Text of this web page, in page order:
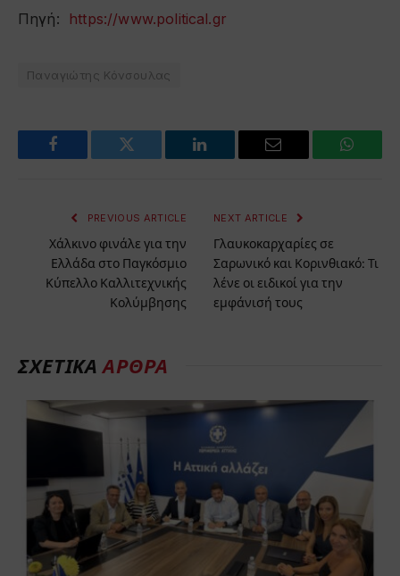
Πηγή: https://www.political.gr
Παναγιώτης Κόνσουλας
Facebook Twitter LinkedIn Email
PREVIOUS ARTICLE
Χάλκινο φινάλε για την
Ελλάδα στο Παγκόσμιο
Κύπελλο Καλλιτεχνικής
Κολύμβησης
NEXT ARTICLE
Γλαυκοκαρχαρίες σε
Σαρωνικό και Κορινθιακό: Τι
λένε οι ειδικοί για την
εμφάνισή τους
ΣΧΕΤΙΚΑΑΡΘΡΑ